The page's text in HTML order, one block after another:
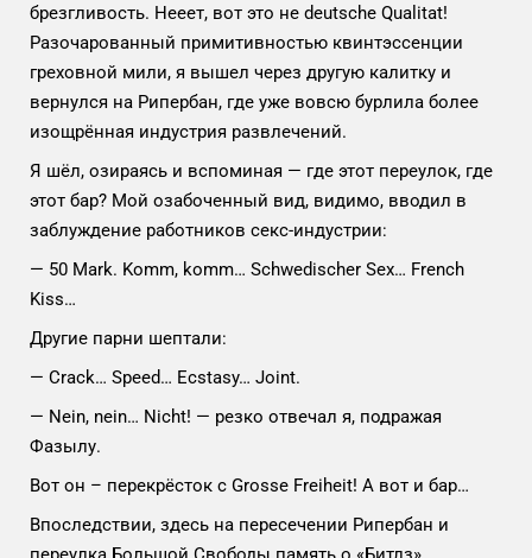
брезгливость. Нееет, вот это не deutsche Qualitat!
Разочарованный примитивностью квинтэссенции
греховной мили, я вышел через другую калитку и
вернулся на Рипербан, где уже вовсю бурлила более
изощрённая индустрия развлечений.
Я шёл, озираясь и вспоминая — где этот переулок, где
этот бар? Мой озабоченный вид, видимо, вводил в
заблуждение работников секс-индустрии:
— 50 Mark. Komm, komm… Schwedischer Sex… French
Kiss…
Другие парни шептали:
— Crack… Speed… Ecstasy… Joint.
— Nein, nein… Nicht! — резко отвечал я, подражая
Фазылу.
Вот он – перекрёсток с Grosse Freiheit! А вот и бар…
Впоследствии, здесь на пересечении Рипербан и